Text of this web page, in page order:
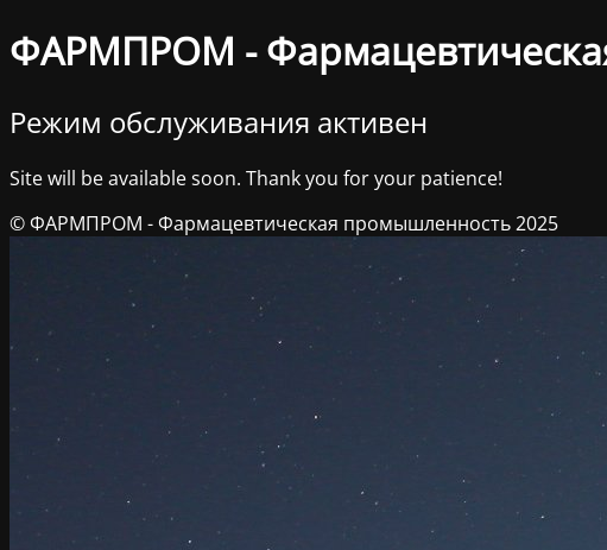
ФАРМПРОМ -
Режим обслуживания активен
Site will be available soon. Thank you for your patience!
© ФАРМПРОМ - Фармацевтическая промышленность 2025